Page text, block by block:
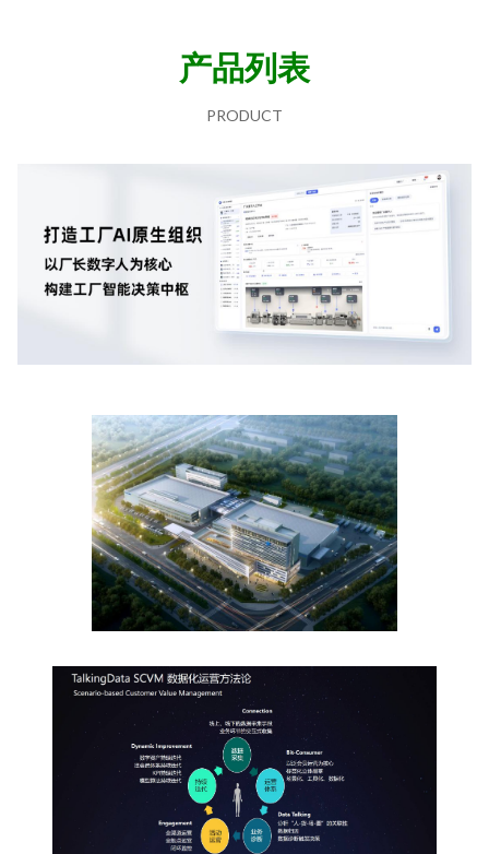
产品列表
PRODUCT